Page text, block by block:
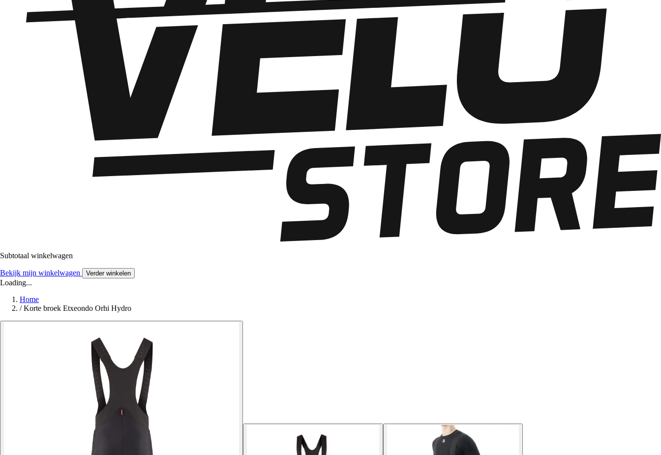
Subtotaal winkelwagen
Bekijk mijn winkelwagen Verder winkelen
Loading...
Home
/ Korte broek Etxeondo Orhi Hydro